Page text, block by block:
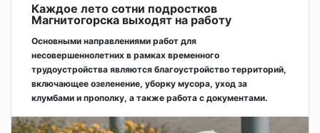
Каждое лето сотни подростков
Магнитогорска выходят на работу
Основными направлениями работ для
несовершеннолетних в рамках временного
трудоустройства являются благоустройство территорий,
включающее озеленение, уборку мусора, уход за
клумбами и прополку, а также работа с документами.